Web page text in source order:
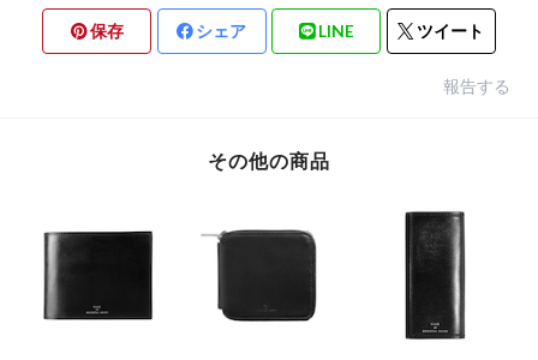
保存 シェア LINE ツイート
報告する
その他の商品